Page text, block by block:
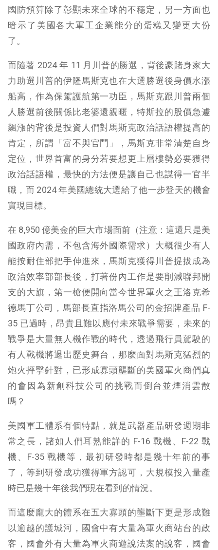
國防預算除了彰顯未來全球的不穩定，另一方面也
暗示了美國各大軍工企業能分的蛋糕又變更大份
了。
而隨著 2024 年 11 月川普的勝選，背後豪賭身家大
力助選川普的伊隆馬斯克也在大選勝選後身價水漲
船高，作為保駕護航第一功臣，馬斯克跟川普兩個
人勝選前後關係比老婆還親暱，特斯拉的股價急遽
飆漲的背後是投資人們對馬斯克政治話語權提高的
肯定，所謂「富不與官鬥」，馬斯克非常清楚自身
定位，世界首富的身分若要想更上層樓勢必要獲得
政治話語權，最快的方法便是讓自己也謀得一官半
職，而 2024 年美國總統大選給了他一步登天的機會
實現目標。
在 8,950 億美金的巨大市場面前（注意：這還只是美
國政府內需，不包含海外國際需求）大概很少有人
能按耐住部把手伸進來，馬斯克獲得川普提拔成為
政治效率部部長後，打著份內工作是要削減聯邦開
支的大旗，第一槍便開向當今世界軍火之王洛克希
德馬丁公司，馬部長直指洛馬公司的金招牌產品 F-
35 已過時，昂貴且難以應付未來戰爭需要，未來的
戰爭是大量無人機作戰的時代，透過飛行員駕駛的
有人戰機將退出歷史舞台，那麼面對馬斯克猛烈的
炮火抨擊針對，已形成寡頭壟斷的美國軍火商們真
的會因為新創科技公司的挑戰而倒台並煙消雲散
嗎？
美國軍工體系有個特點，就是武器產品研發週期非
常之長，諸如人們耳熟能詳的 F-16 戰機、F-22 戰
機、F-35 戰機等，最初研發時都是幾十年前的事
了，等到研發成功獲得軍方認可，大規模投入量產
時已是幾十年後我們現在看到的情況。
而這麼龐大的體系在五大寡頭的壟斷下更是形成難
以逾越的護城河，國會中有大量為軍火商站台的政
客，國會外有大量為軍火商遊說法案的說客，國會